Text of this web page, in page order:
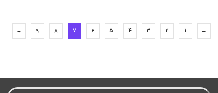
←
1
2
3
4
5
6
7
8
9
→